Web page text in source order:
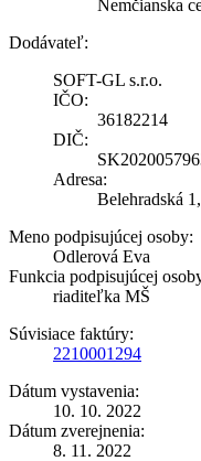
Nemčianska
Dodávateľ:
SOFT-GL s.r.o.
IČO:
36182214
DIČ:
Adresa:
Belehradská
Meno podpisujúcej osoby:
Odlerová Eva
Funkcia podpisujúcej
riaditeľka MŠ
Súvisiace faktúry:
2210001294
Dátum vystavenia:
10. 10. 2022
Dátum zverejnenia:
8. 11. 2022